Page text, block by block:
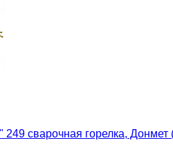
249 сварочная горелка, Донмет